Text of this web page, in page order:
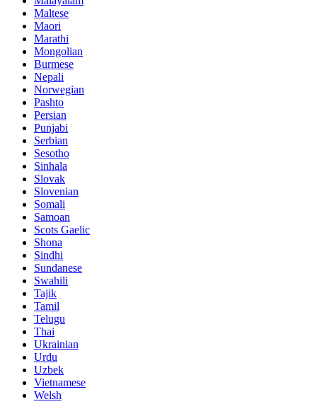
Maltese
Maori
Marathi
Mongolian
Burmese
Nepali
Norwegian
Pashto
Persian
Punjabi
Serbian
Sesotho
Sinhala
Slovak
Slovenian
Somali
Samoan
Scots Gaelic
Shona
Sindhi
Sundanese
Swahili
Tajik
Tamil
Telugu
Thai
Ukrainian
Urdu
Uzbek
Vietnamese
Welsh